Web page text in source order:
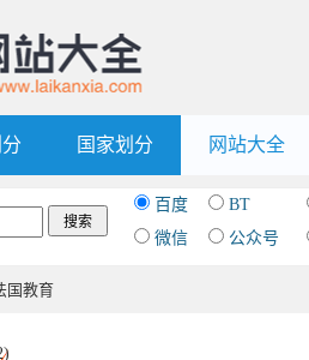
国家划分 网站大全
百度 BT
微信
公众号
国教育